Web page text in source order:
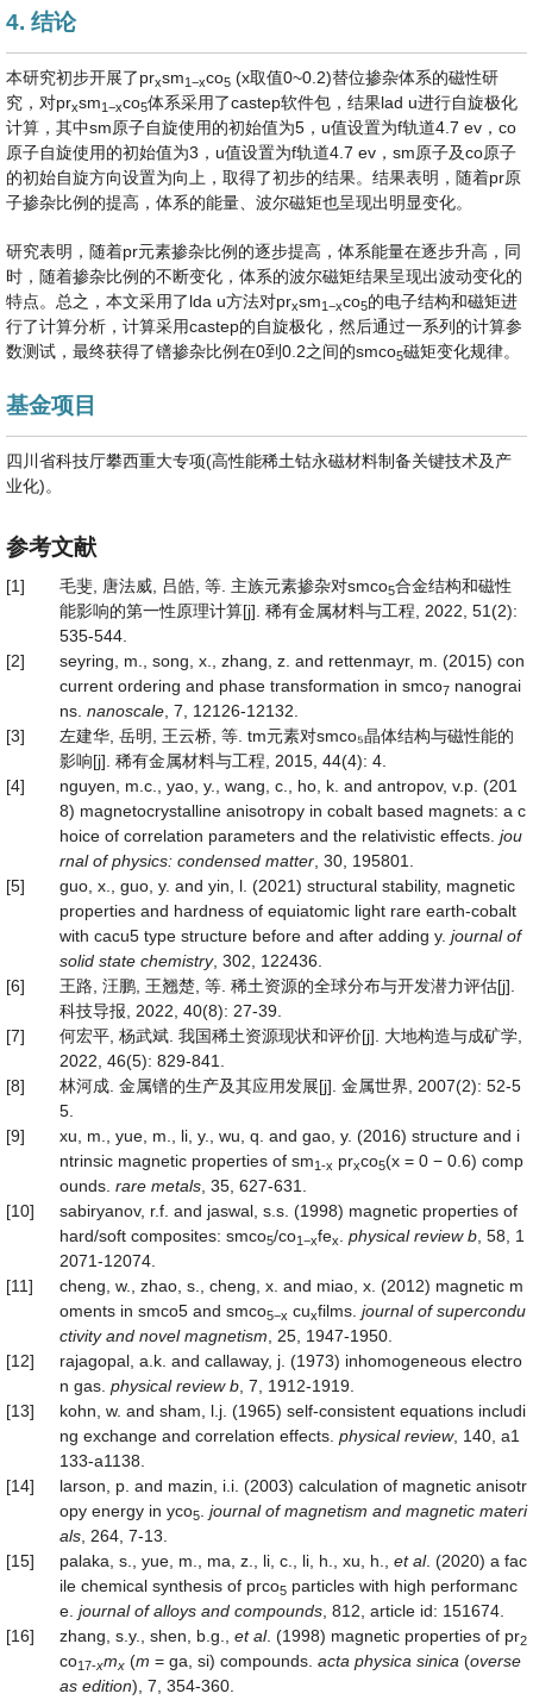
4. 结论
本研究初步开展了prxsm1−xco5 (x取值0~0.2)替位掺杂体系的磁性研
究，对prxsm1−xco5体系采用了castep软件包，结果lad u进行自旋极化
计算，其中sm原子自旋使用的初始值为5，u值设置为f轨道4.7 ev，co
原子自旋使用的初始值为3，u值设置为f轨道4.7 ev，sm原子及co原子
的初始自旋方向设置为向上，取得了初步的结果。结果表明，随着pr原
子掺杂比例的提高，体系的能量、波尔磁矩也呈现出明显变化。
研究表明，随着pr元素掺杂比例的逐步提高，体系能量在逐步升高，同
时，随着掺杂比例的不断变化，体系的波尔磁矩结果呈现出波动变化的
特点。总之，本文采用了lda u方法对prxsm1−xco5的电子结构和磁矩进
行了计算分析，计算采用castep的自旋极化，然后通过一系列的计算参
数测试，最终获得了镨掺杂比例在0到0.2之间的smco5磁矩变化规律。
基金项目
四川省科技厅攀西重大专项(高性能稀土钴永磁材料制备关键技术及产
业化)。
参考文献
[1] 毛斐, 唐法威, 吕皓, 等. 主族元素掺杂对smco5合金结构和磁性
能影响的第一性原理计算[j]. 稀有金属材料与工程, 2022, 51(2):
535-544.
[2]
seyring, m., song, x., zhang, z. and rettenmayr, m. (2015) con
current ordering and phase transformation in smco7 nanograi
ns. nanoscale , 7, 12126-12132.
[3]
左建华, 岳明, 王云桥, 等. tm元素对smco₅晶体结构与磁性能的
影响[j]. 稀有金属材料与工程, 2015, 44(4): 4.
[4]
nguyen, m.c., yao, y., wang, c., ho, k. and antropov, v.p. (201
8) magnetocrystalline anisotropy in cobalt based magnets: a c
hoice of correlation parameters and the relativistic effects. jou
rnal of physics: condensed matter , 30, 195801.
[5]
guo, x., guo, y. and yin, l. (2021) structural stability, magnetic
properties and hardness of equiatomic light rare earth-cobalt
with cacu5 type structure before and after adding y. journal of
solid state chemistry, 302, 122436.
[6]
王路, 汪鹏, 王翘楚, 等. 稀土资源的全球分布与开发潜力评估[j].
科技导报, 2022, 40(8): 27-39.
[7]
何宏平, 杨武斌. 我国稀土资源现状和评价[j]. 大地构造与成矿学,
2022, 46(5): 829-841.
[8]
林河成. 金属镨的生产及其应用发展[j]. 金属世界, 2007(2): 52-5
5.
[9]
xu, m., yue, m., li, y., wu, q. and gao, y. (2016) structure and i
ntrinsic magnetic properties of sm1-x prxco5(x = 0 − 0.6) comp
ounds. rare metals , 35, 627-631.
[10]
sabiryanov, r.f. and jaswal, s.s. (1998) magnetic properties of
hard/soft composites: smco5/co1−xfex physical review b , 58, 1
2071-12074.
[11]
cheng, w., zhao, s., cheng, x. and miao, x. (2012) magnetic m
oments in smco5 and smco5−x cuxfilms. journal of supercondu
ctivity and novel magnetism , 25, 1947-1950.
[12]
rajagopal, a.k. and callaway, j. (1973) inhomogeneous electro
n gas. physical review b , 7, 1912-1919.
[13]
kohn, w. and sham, l.j. (1965) self-consistent equations includi
ng exchange and correlation effects. physical review, 140, a1
133-a1138.
[14]
larson, p. and mazin, i.i. (2003) calculation of magnetic anisotr
opy energy in yco5
journal of magnetism and magnetic materi
als , 264, 7-13.
[15]
palaka, s., yue, m., ma, z., li, c., li, h., xu, h., et al. (2020) a fac
ile chemical synthesis of prco5 particles with high performanc
e. journal of alloys and compounds , 812, article id: 151674.
[16]
zhang, s.y., shen, b.g., et al. (1998) magnetic properties of pr2
co17-xmx (m = ga, si) compounds. acta physica sinica (overse
as edition), 7, 354-360.